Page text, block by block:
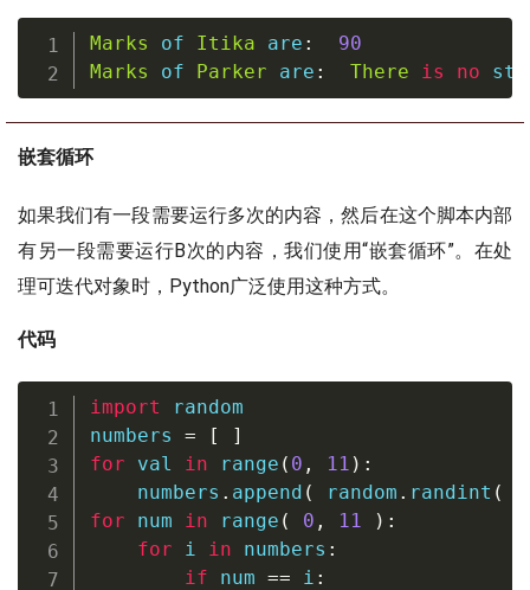
Marks of Itika are :
90
Marks of Parker are : There is no
嵌套循环
如果我们有一段需要运行多次的内容，然后在这个脚本内部
有另一段需要运行B次的内容，我们使用“嵌套循环”。在处
理可迭代对象时，Python广泛使用这种方式。
代码
import random
numbers = [
]
for val in range ( 0 , 11 ) :
    numbers
. append ( random . randint (
for num in range ( 0 , 11 ) :
for i in numbers :
if num == i :